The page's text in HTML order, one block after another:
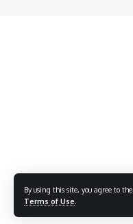
By using this site, you agree to the
Terms of Use